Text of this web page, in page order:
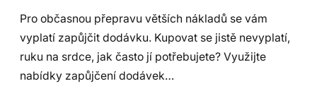
Pro občasnou přepravu větších nákladů se vám
vyplatí zapůjčit dodávku. Kupovat se jistě nevyplatí,
ruku na srdce, jak často jí potřebujete? Využijte
nabídky zapůjčení dodávek…